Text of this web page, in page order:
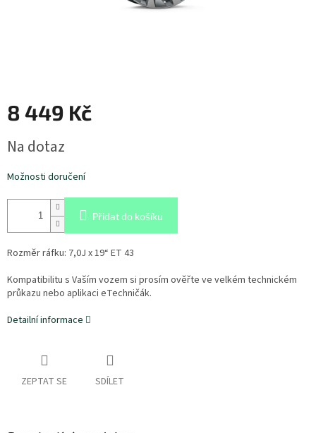
8 449 Kč
cena:
Na dotaz
Možnosti doručení
Přidat do košíku
Rozměr ráfku: 7,0J x 19“ ET 43
Kompatibilitu s Vaším vozem si prosím ověřte ve velkém technickém
průkazu nebo aplikaci eTechničák.
Detailní informace
ZEPTAT SE SDÍLET